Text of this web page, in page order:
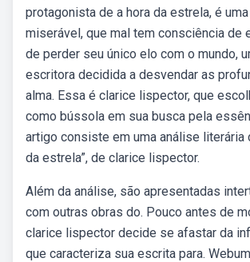
protagonista de a hora da estrela, é
miserável, que mal tem consciência de
de perder seu único elo com o mundo,
escritora decidida a desvendar as
alma. Essa é clarice lispector, que
como bússola em sua busca pela
artigo consiste em uma análise literária
da estrela”, de clarice lispector.
Além da análise, são apresentadas
com outras obras do. Pouco antes de
clarice lispector decide se afastar da
que caracteriza sua escrita para.